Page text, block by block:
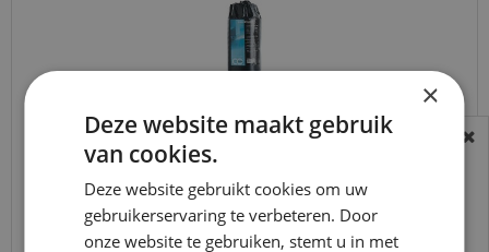
Co-pro Black-Line Silent+ 10dB dikte 3mm - 10m²
BEREIKBAARHEID
In verband met de vakantie periode zijn wij
t/m 14 augustus telefonisch helaas niet
bereikbaar.
×
Deze website maakt gebruik
van cookies.
Deze website gebruikt cookies om uw
gebruikerservaring te verbeteren. Door
onze website te gebruiken, stemt u in met